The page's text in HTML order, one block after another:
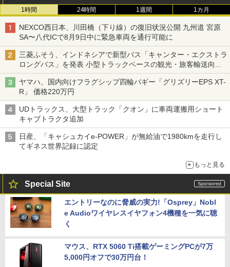
1時間 24時間 1週間 1カ月
NEXCO西日本、川田橋（下り線）の復旧状況公開 九州道 宮原
SA〜八代ICで8月9日中に緊急車両を通行可能に
三菱ふそう、インドネシアで新型バス「キャンター・エクストラ
ロングバス」を発表 小型トラックベースの観光・旅客輸送向け
バス
ヤマハ、国内向けフラグシップ四輪バギー「グリズリーEPS XT-
R」 価格220万円
UDトラックス、大型トラック「クオン」に車両運搬用ショート
キャブトラクタ追加
日産、「キャシュカイe-POWER」が無給油で1980kmを走行し
てギネス世界記録に認定
もっと見る
Special Site
エントリーなのに脅威の実力!「Osprey」Nobl
e Audioワイヤレスイヤフォン4機種を一気に聴
く
マウス、RTX 5060 Ti搭載ゲーミングPCが7万
5,000円オフで30万円台！